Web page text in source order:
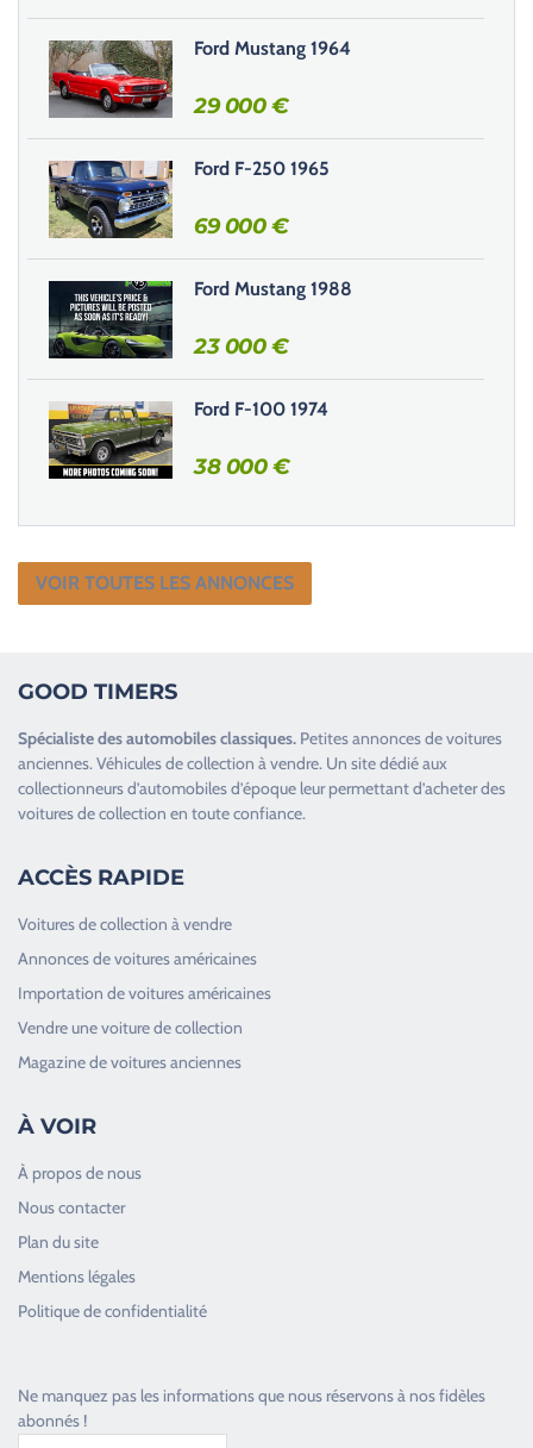
Ford Mustang 1964
29 000€
Ford F-250 1965
69 000€
Ford Mustang 1988
23 000€
Ford F-100 1974
38 000€
VOIR TOUTES LES ANNONCES
GOOD TIMERS
Spécialiste desautomobiles classiques. Petites annonces devoitures
anciennes.Véhicules de collection à vendre. Un site dédié aux
collectionneurs d’automobiles d’époque leur permettant d’acheter des
voitures de collection en toute confiance.
ACCÈS RAPIDE
Voitures de collection à vendre
Annonces de voitures américaines
Importation de voitures américaines
Vendre une voiture de collection
Magazine de voitures anciennes
À VOIR
À propos de nous
Nous contacter
Plan du site
Mentions légales
Politique de confidentialité
Ne manquez pas les informations que nous réservons à nos fidèles
abonnés !
Toujours heureux d'aider les passionnés